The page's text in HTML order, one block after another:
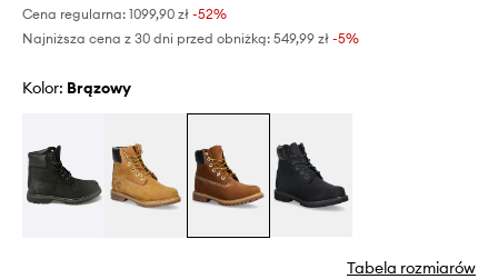
Cena regularna: 1099,90 zł -52%
Najniższa cena z 30 dni przed obniżką: 549,99 zł -5%
Kolor: brązowy
Tabela rozmiarów